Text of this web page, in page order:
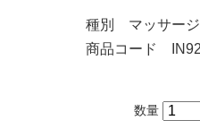
種別 マッサージ
商品コード IN92
数量